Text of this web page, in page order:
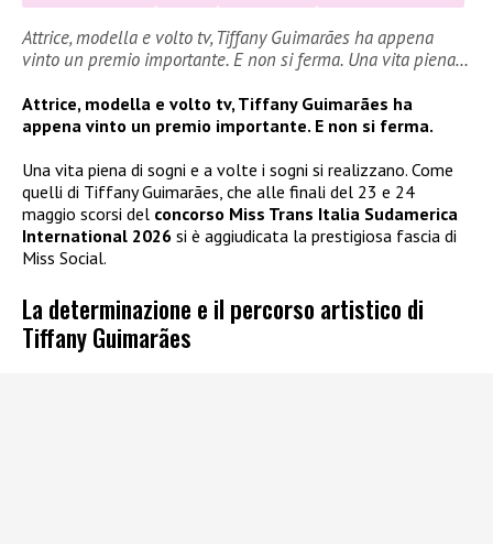
Attrice, modella e volto tv, Tiffany Guimarães ha appena
vinto un premio importante. E non si ferma. Una vita piena…
Attrice, modella e volto tv, Tiffany Guimarães ha
appena vinto un premio importante. E non si ferma.
Una vita piena di sogni e a volte i sogni si realizzano. Come
quelli di Tiffany Guimarães, che alle finali del 23 e 24
maggio scorsi del concorso Miss Trans Italia Sudamerica
International 2026 si è aggiudicata la prestigiosa fascia di
Miss Social.
La determinazione e il percorso artistico di
Tiffany Guimarães